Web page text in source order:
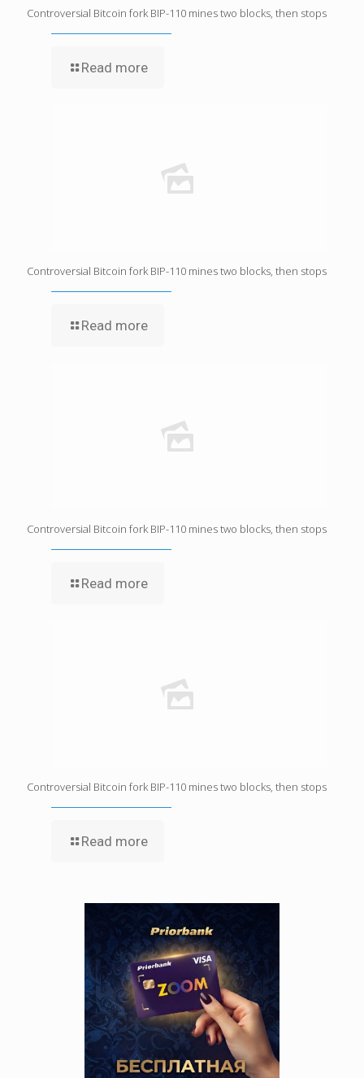
Controversial Bitcoin fork BIP-110 mines two blocks, then stops
Read more
Controversial Bitcoin fork BIP-110 mines two blocks, then stops
Read more
Controversial Bitcoin fork BIP-110 mines two blocks, then stops
Read more
Controversial Bitcoin fork BIP-110 mines two blocks, then stops
Read more